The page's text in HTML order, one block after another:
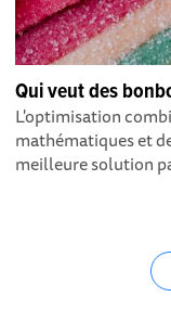
Qui veut des
L'optimisation
mathématiques et
meilleure solution